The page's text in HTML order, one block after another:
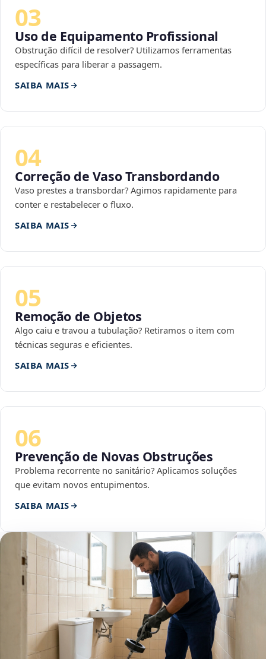
03
Uso de Equipamento Profissional
Obstrução difícil de resolver? Utilizamos ferramentas
específicas para liberar a passagem.
SAIBA MAIS
04
Correção de Vaso Transbordando
Vaso prestes a transbordar? Agimos rapidamente para
conter e restabelecer o fluxo.
SAIBA MAIS
05
Remoção de Objetos
Algo caiu e travou a tubulação? Retiramos o item com
técnicas seguras e eficientes.
SAIBA MAIS
06
Prevenção de Novas Obstruções
Problema recorrente no sanitário? Aplicamos soluções
que evitam novos entupimentos.
SAIBA MAIS